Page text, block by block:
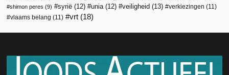
shimon peres (9) syrië (12) unia(12) veiligheid (13) verkiezingen (11)
vlaams belang (11) vrt (18)